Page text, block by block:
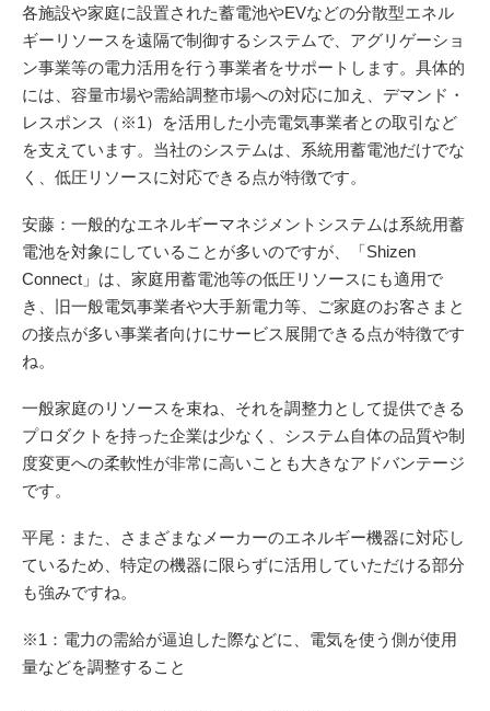
各施設や家庭に設置された蓄電池やEVなどの分散型エネル
ギーリソースを遠隔で制御するシステムで、アグリゲーショ
ン事業等の電力活用を行う事業者をサポートします。具体的
には、容量市場や需給調整市場への対応に加え、デマンド・
レスポンス（※1）を活用した小売電気事業者との取引など
を支えています。当社のシステムは、系統用蓄電池だけでな
く、低圧リソースに対応できる点が特徴です。
安藤：一般的なエネルギーマネジメントシステムは系統用蓄
電池を対象にしていることが多いのですが、「Shizen
Connect」は、家庭用蓄電池等の低圧リソースにも適用で
き、旧一般電気事業者や大手新電力等、ご家庭のお客さまと
の接点が多い事業者向けにサービス展開できる点が特徴です
ね。
一般家庭のリソースを束ね、それを調整力として提供できる
プロダクトを持った企業は少なく、システム自体の品質や制
度変更への柔軟性が非常に高いことも大きなアドバンテージ
です。
平尾：また、さまざまなメーカーのエネルギー機器に対応し
ているため、特定の機器に限らずに活用していただける部分
も強みですね。
※1：電力の需給が逼迫した際などに、電気を使う側が使用
量などを調整すること